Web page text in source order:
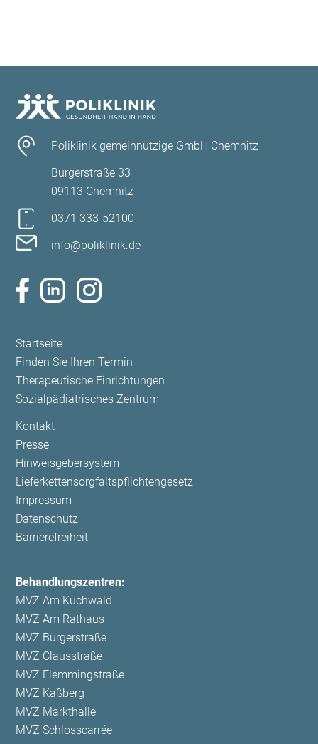
Poliklinik gemeinnützige GmbH Chemnitz
Bürgerstraße 33
09113 Chemnitz
0371 333-52100
info@poliklinik.de
Navigation
überspringen
Startseite
Finden Sie Ihren Termin
Therapeutische Einrichtungen
Sozialpädiatrisches Zentrum
Navigation
überspringen
Kontakt
Presse
Hinweisgebersystem
Lieferkettensorgfaltspflichtengesetz
Impressum
Datenschutz
Barrierefreiheit
Behandlungszentren:
MVZ Am Küchwald
MVZ Am Rathaus
MVZ Bürgerstraße
MVZ Clausstraße
MVZ Flemmingstraße
MVZ Kaßberg
MVZ Markthalle
MVZ Schlosscarrée